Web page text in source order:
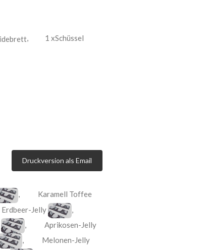
, 1 xSchüssel
Druckversion als Email
, Karamell Toffee
Erdbeer-Jelly
,
,Aprikosen-Jelly
, Melonen-Jelly